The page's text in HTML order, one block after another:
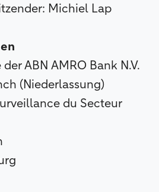
Michiel Lap
ABN AMRO Bank N.V.
(Niederlassung)
du Secteur